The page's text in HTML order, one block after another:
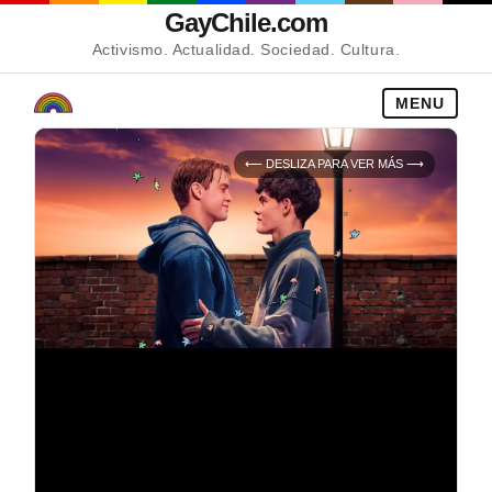
GayChile.com
Activismo. Actualidad. Sociedad. Cultura.
MENU